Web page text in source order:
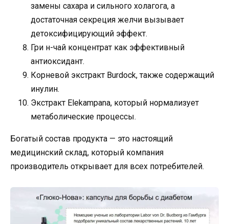
замены сахара и сильного холагога, а
достаточная секреция желчи вызывает
детоксифицирующий эффект.
Гри н-чай концентрат как эффективный
антиоксидант.
Корневой экстракт Burdock, также содержащий
инулин.
Экстракт Elekampana, который нормализует
метаболические процессы.
Богатый состав продукта — это настоящий
медицинский склад, который компания
производитель открывает для всех потребителей.